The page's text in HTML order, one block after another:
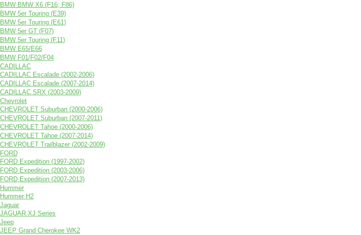
BMW BMW X6 (F16; F86)
BMW 5er Touring (E39)
BMW 5er Touring (E61)
BMW 5er GT (F07)
BMW 5er Touring (F11)
BMW E65/E66
BMW F01/F02/F04
CADILLAC
CADILLAC Escalade (2002-2006)
CADILLAC Escalade (2007-2014)
CADILLAC SRX (2003-2009)
Chevrolet
CHEVROLET Suburban (2000-2006)
CHEVROLET Suburban (2007-2011)
CHEVROLET Tahoe (2000-2006)
CHEVROLET Tahoe (2007-2014)
CHEVROLET Trailblazer (2002-2009)
FORD
FORD Expedition (1997-2002)
FORD Expedition (2003-2006)
FORD Expedition (2007-2013)
Hummer
Hummer H2
Jaguar
JAGUAR XJ Series
Jeep
JEEP Grand Cherokee WK2